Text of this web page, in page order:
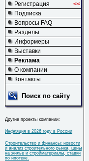
Регистрация
<<
Подписка
Вопросы FAQ
Разделы
Информеры
Выставки
Реклама
О компании
Контакты
Поиск по сайту
Другие проекты компании:
Инфляция в 2026 году в России
Строительство и финансы: новости
и анализ строительного рынка, цены
на жилье и стройматериалы, ставки
по ипотеке.